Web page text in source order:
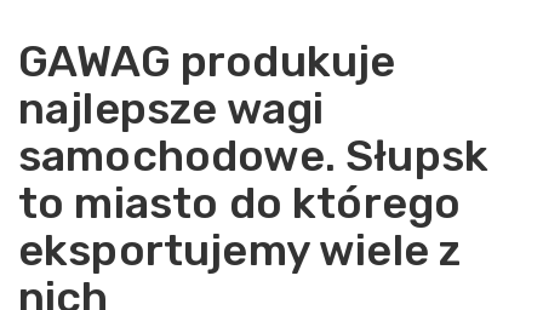
GAWAG produkuje
najlepsze wagi
samochodowe. Słupsk
to miasto do którego
eksportujemy wiele z
nich